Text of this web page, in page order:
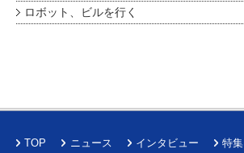
ロボット、ビルを行く
TOP ニュース インタビュー 特